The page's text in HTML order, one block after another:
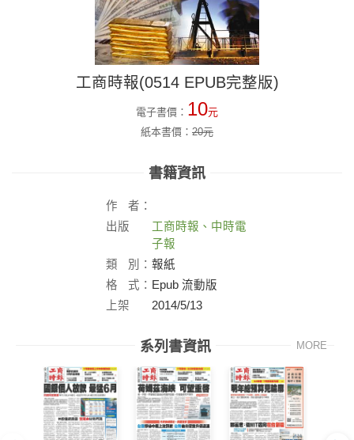
工商時報(0514 EPUB完整版)
電子書價： 10元
紙本書價： 20元
書籍資訊
作
者：
出版
工商時報、中時電
子報
類
別： 報紙
格
式： Epub 流動版
上架
2014/5/13
系列書資訊 MORE